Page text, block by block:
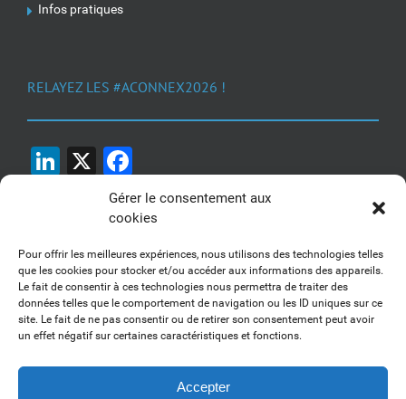
Gérer le consentement aux
cookies
Pour offrir les meilleures expériences, nous utilisons des technologies telles
que les cookies pour stocker et/ou accéder aux informations des appareils.
Le fait de consentir à ces technologies nous permettra de traiter des
données telles que le comportement de navigation ou les ID uniques sur ce
site. Le fait de ne pas consentir ou de retirer son consentement peut avoir
un effet négatif sur certaines caractéristiques et fonctions.
Accepter
Infos pratiques
RELAYEZ LES #ACONNEX2026 !
LinkedIn
X
1, 2, 3... Buzzez !
Découvrez nos kits communication